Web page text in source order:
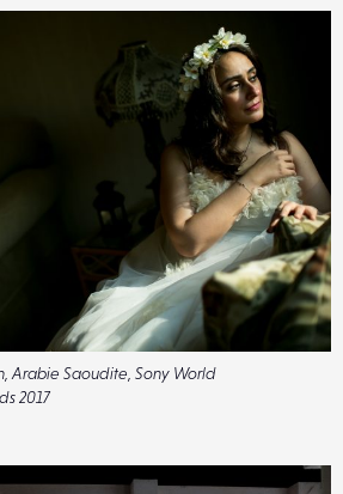
Arabie Saoudite, Sony World
2017